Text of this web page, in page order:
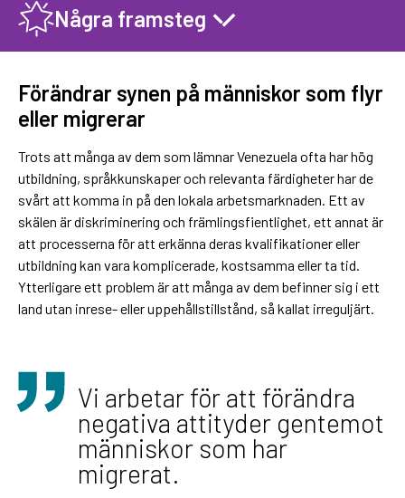
Några framsteg
Förändrar synen på människor som flyr
eller migrerar
Trots att många av dem som lämnar Venezuela ofta har hög
utbildning, språkkunskaper och relevanta färdigheter har de
svårt att komma in på den lokala arbetsmarknaden. Ett av
skälen är diskriminering och främlingsfientlighet, ett annat är
att processerna för att erkänna deras kvalifikationer eller
utbildning kan vara komplicerade, kostsamma eller ta tid.
Ytterligare ett problem är att många av dem befinner sig i ett
land utan inrese- eller uppehållstillstånd, så kallat irreguljärt.
Vi arbetar för att förändra
negativa attityder gentemot
människor som har
migrerat.